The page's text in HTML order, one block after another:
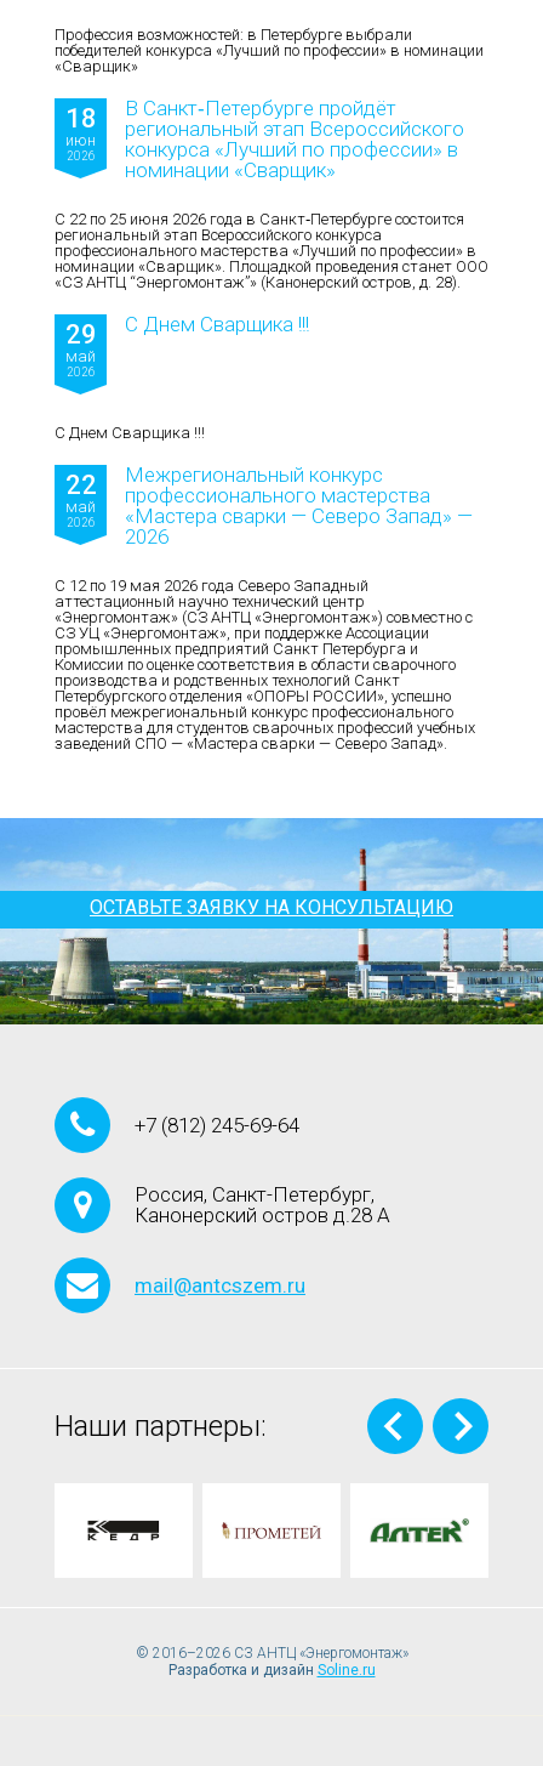
Профессия возможностей: в Петербурге выбрали
победителей конкурса «Лучший по профессии» в номинации
«Сварщик»
18
июн
2026
В Санкт‑Петербурге пройдёт
региональный этап Всероссийского
конкурса «Лучший по профессии» в
номинации «Сварщик»
С 22 по 25 июня 2026 года в Санкт‑Петербурге состоится
региональный этап Всероссийского конкурса
профессионального мастерства «Лучший по профессии» в
номинации «Сварщик». Площадкой проведения станет ООО
«СЗ АНТЦ “Энергомонтаж”» (Канонерский остров, д. 28).
29
май
2026
С Днем Сварщика !!!
С Днем Сварщика !!!
22
май
2026
Межрегиональный конкурс
профессионального мастерства
«Мастера сварки — Северо Запад» —
2026
С 12 по 19 мая 2026 года Северо Западный
аттестационный научно технический центр
«Энергомонтаж» (СЗ АНТЦ «Энергомонтаж») совместно с
СЗ УЦ «Энергомонтаж», при поддержке Ассоциации
промышленных предприятий Санкт Петербурга и
Комиссии по оценке соответствия в области сварочного
производства и родственных технологий Санкт
Петербургского отделения «ОПОРЫ РОССИИ», успешно
провёл межрегиональный конкурс профессионального
мастерства для студентов сварочных профессий учебных
заведений СПО — «Мастера сварки — Северо Запад».
ОСТАВЬТЕ ЗАЯВКУ НА КОНСУЛЬТАЦИЮ
+7 (812) 245-69-64
Россия, Санкт-Петербург,
Канонерский остров д.28 А
mail@antcszem.ru
Наши партнеры:
© 2016–2026 СЗ АНТЦ «Энергомонтаж»
Разработка и дизайн Soline.ru